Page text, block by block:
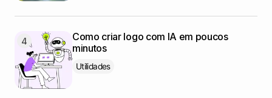
Como criar logo com IA em poucos
minutos
Utilidades